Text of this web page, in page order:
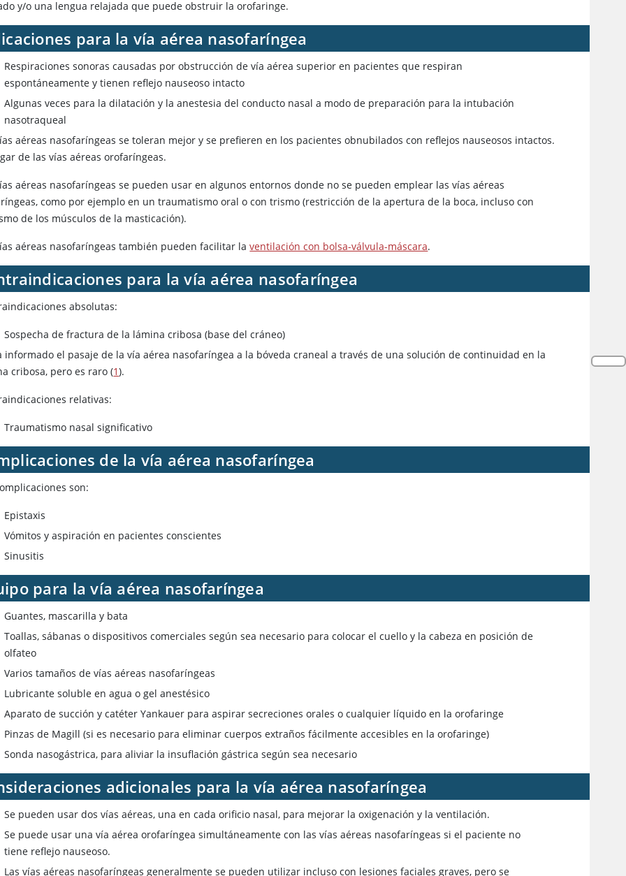
y/o una lengua relajada que puede obstruir la orofaringe.
para la vía aérea nasofaríngea
Respiraciones sonoras causadas por obstrucción de vía aérea superior en pacientes que respiran
espontáneamente y tienen reflejo nauseoso intacto
Algunas veces para la dilatación y la anestesia del conducto nasal a modo de preparación para la intubación
nasotraqueal
aéreas nasofaríngeas se toleran mejor y se prefieren en los pacientes obnubilados con reflejos nauseosos intactos.
de las vías aéreas orofaríngeas.
aéreas nasofaríngeas se pueden usar en algunos entornos donde no se pueden emplear las vías aéreas
como por ejemplo en un traumatismo oral o con trismo (restricción de la apertura de la boca, incluso con
de los músculos de la masticación).
aéreas nasofaríngeas también pueden facilitar laventilación con bolsa-válvula-máscara.
para la vía aérea nasofaríngea
absolutas:
Sospecha de fractura de la lámina cribosa (base del cráneo)
informado el pasaje de la vía aérea nasofaríngea a la bóveda craneal a través de una solución de continuidad en la
cribosa, pero es raro (1).
relativas:
Traumatismo nasal significativo
de la vía aérea nasofaríngea
son:
Epistaxis
Vómitos y aspiración en pacientes conscientes
Sinusitis
para la vía aérea nasofaríngea
Guantes, mascarilla y bata
Toallas, sábanas o dispositivos comerciales según sea necesario para colocar el cuello y la cabeza en posición de
olfateo
Varios tamaños de vías aéreas nasofaríngeas
Lubricante soluble en agua o gel anestésico
Aparato de succión y catéter Yankauer para aspirar secreciones orales o cualquier líquido en la orofaringe
Pinzas de Magill (si es necesario para eliminar cuerpos extraños fácilmente accesibles en la orofaringe)
Sonda nasogástrica, para aliviar la insuflación gástrica según sea necesario
adicionales para la vía aérea nasofaríngea
Se pueden usar dos vías aéreas, una en cada orificio nasal, para mejorar la oxigenación y la ventilación.
Se puede usar una vía aérea orofaríngea simultáneamente con las vías aéreas nasofaríngeas si el paciente no
tiene reflejo nauseoso.
Las vías aéreas nasofaríngeas generalmente se pueden utilizar incluso con lesiones faciales graves, pero se